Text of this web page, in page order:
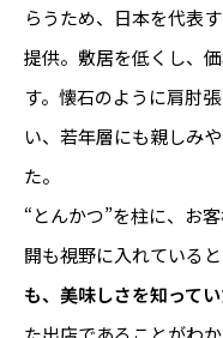
らうため、日本を代表
提供。敷居を低くし、
す。懐石のように肩肘
い、若年層にも親しみ
た。
“とんかつ”を柱に、お
開も視野に入れている
も、美味しさを知って